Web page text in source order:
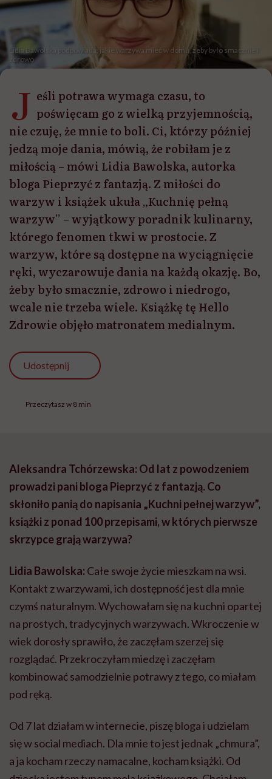
Lidia Bawolska podpowiada, jakie warzywa mieć w domu, żeby było smacznie i
zdrowo
J eśli potrawa wymaga czasu, to
poświęcam go z wielką przyjemnością,
nie czuję, że mnie to boli. Ci, którzy później
jedzą moje dania, mówią, że robiłam je z
miłością – mówi Lidia Bawolska, autorka
bloga Pieprzyć z fantazją. Z miłości do
warzyw i książek ukuła „Kuchnię pełną
warzyw” – wyjątkowy poradnik kulinarny,
którego fenomen tkwi w prostocie. Z
warzyw, które są dostępne na wyciągnięcie
ręki, wyczarowuje dania na każdą okazję. Bo,
żeby było smacznie, zdrowo i niedrogo,
wcale nie trzeba wiele. Książkę tę Hello
Zdrowie objęło matronatem medialnym.
Udostępnij
Przeczytasz w 8 min
Aleksandra Tchórzewska: Od lat z powodzeniem
prowadzi pani bloga Pieprzyć z fantazją. Co
skłoniło panią do napisania „Kuchni pełnej warzyw”,
książki z ponad 100 przepisami, w których pierwsze
skrzypce grają warzywa?
Lidia Bawolska: Całe swoje życie mieszkam na wsi.
Kontakt z warzywami, ich dostępność jest dla mnie
czymś naturalnym. Wychowałam się na kuchni opartej
na prostych, tradycyjnych warzywach. Wkroczenie w
wiek dorosły sprawiło, że zaczęłam szerzej się
rozglądać. Przekroczyłam miedzę i zaczęłam
kombinować samodzielnie potrawy z tego, co miałam
pod ręką.
Od 7 lat działam w internecie, piszę bloga i udzielam
się w social mediach. Dla mnie to jest jednak „chmura”,
a ja kocham rzeczy namacalne, kocham książki. Od